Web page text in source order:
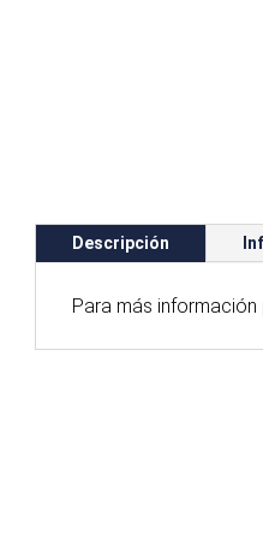
Descripción
Para más información